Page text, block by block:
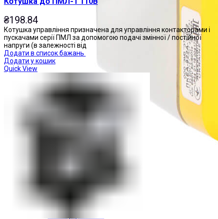
₴198.84
Котушка управління призначена для управління контакторами і
пускачами серії ПМЛ за допомогою подачі змінної / постійної
напруги (в залежності від
Додати в список бажань
Додати у кошик
Quick View